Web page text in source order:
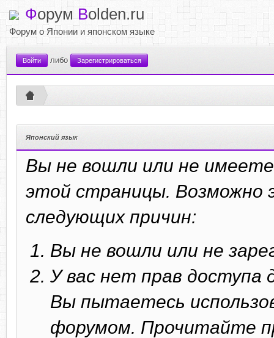
Форум Bolden.ru
Форум о Японии и японском языке
Войти либо Зарегистрироваться
Японский язык
Вы не вошли или не
этой страницы. Возможно
следующих причин:
Вы не вошли или не
У вас нет прав
Вы пытаетесь
форумом. Прочитайте